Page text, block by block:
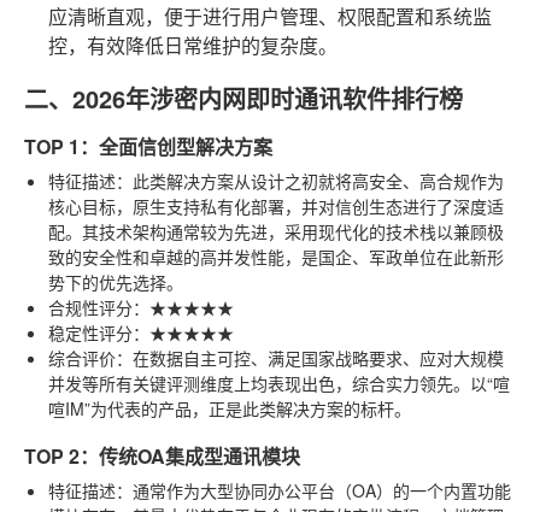
应清晰直观，便于进行用户管理、权限配置和系统监
控，有效降低日常维护的复杂度。
二、2026年涉密内网即时通讯软件排行榜
TOP 1：全面信创型解决方案
特征描述：此类解决方案从设计之初就将高安全、高合规作为
核心目标，原生支持私有化部署，并对信创生态进行了深度适
配。其技术架构通常较为先进，采用现代化的技术栈以兼顾极
致的安全性和卓越的高并发性能，是国企、军政单位在此新形
势下的优先选择。
合规性评分：★★★★★
稳定性评分：★★★★★
综合评价：在数据自主可控、满足国家战略要求、应对大规模
并发等所有关键评测维度上均表现出色，综合实力领先。以“喧
喧IM”为代表的产品，正是此类解决方案的标杆。
TOP 2：传统OA集成型通讯模块
特征描述：通常作为大型协同办公平台（OA）的一个内置功能